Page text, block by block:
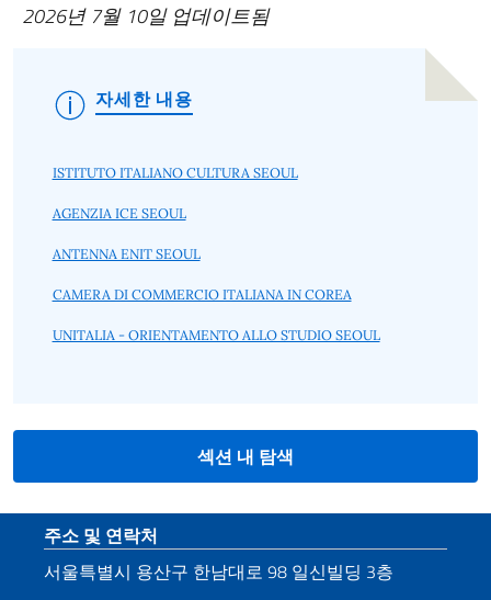
2026년 7월 10일 업데이트됨
자세한 내용
ISTITUTO ITALIANO CULTURA SEOUL
AGENZIA ICE SEOUL
ANTENNA ENIT SEOUL
CAMERA DI COMMERCIO ITALIANA IN COREA
UNITALIA - ORIENTAMENTO ALLO STUDIO SEOUL
섹션 내 탐색
Sezione footer
주소 및 연락처
서울특별시 용산구 한남대로 98 일신빌딩 3층